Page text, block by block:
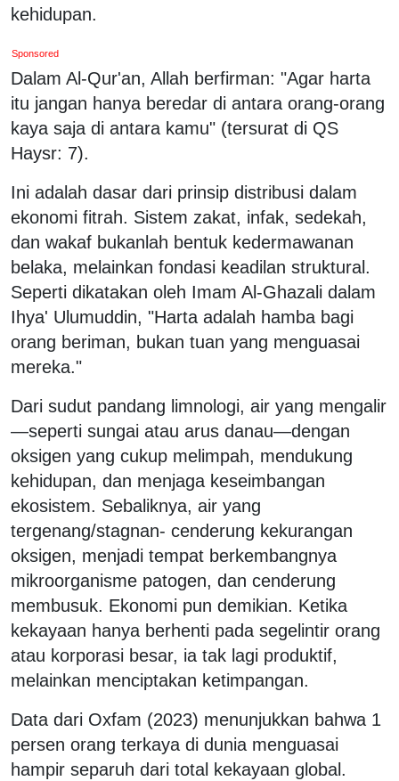
kehidupan.
Sponsored
Dalam Al-Qur'an, Allah berfirman: "Agar harta
itu jangan hanya beredar di antara orang-orang
kaya saja di antara kamu" (tersurat di QS
Haysr: 7).
Ini adalah dasar dari prinsip distribusi dalam
ekonomi fitrah. Sistem zakat, infak, sedekah,
dan wakaf bukanlah bentuk kedermawanan
belaka, melainkan fondasi keadilan struktural.
Seperti dikatakan oleh Imam Al-Ghazali dalam
Ihya' Ulumuddin, "Harta adalah hamba bagi
orang beriman, bukan tuan yang menguasai
mereka."
Dari sudut pandang limnologi, air yang mengalir
—seperti sungai atau arus danau—dengan
oksigen yang cukup melimpah, mendukung
kehidupan, dan menjaga keseimbangan
ekosistem. Sebaliknya, air yang
tergenang/stagnan- cenderung kekurangan
oksigen, menjadi tempat berkembangnya
mikroorganisme patogen, dan cenderung
membusuk. Ekonomi pun demikian. Ketika
kekayaan hanya berhenti pada segelintir orang
atau korporasi besar, ia tak lagi produktif,
melainkan menciptakan ketimpangan.
Data dari Oxfam (2023) menunjukkan bahwa 1
persen orang terkaya di dunia menguasai
hampir separuh dari total kekayaan global.